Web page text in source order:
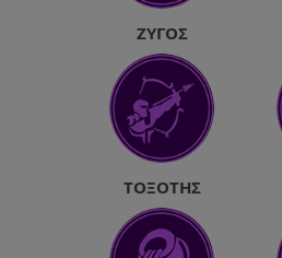
ΖΥΓΌΣ
ΤΟΞΌΤΗΣ